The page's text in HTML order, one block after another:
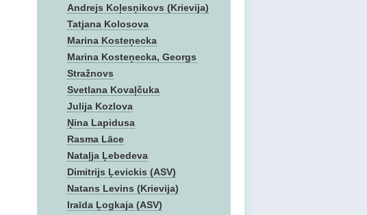
Andrejs Koļesņikovs (Krievija)
Tatjana Kolosova
Marina Kosteņecka
Marina Kosteņecka, Georgs
Stražnovs
Svetlana Kovaļčuka
Julija Kozlova
Ņina Lapidusa
Rasma Lāce
Nataļja Ļebedeva
Dimitrijs Ļevickis (ASV)
Natans Levins (Krievija)
Iraīda Ļogkaja (ASV)